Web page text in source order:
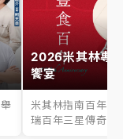
2026米其林專
饗宴
米其林指南百年之
瑞百年三星傳奇、